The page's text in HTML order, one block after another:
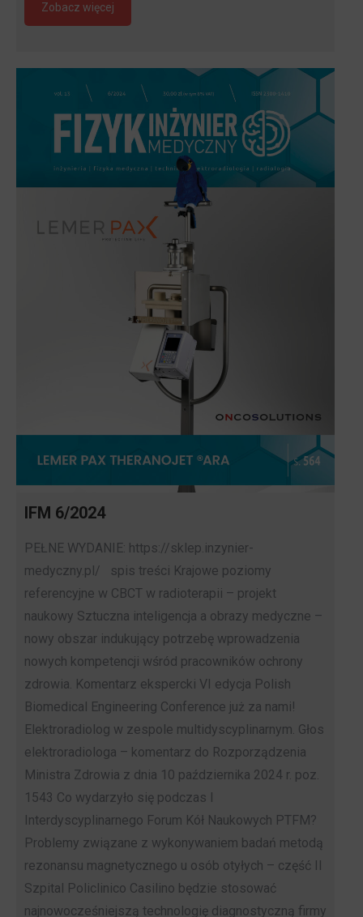
Zobacz więcej
IFM 6/2024
PEŁNE WYDANIE: https://sklep.inzynier-
medyczny.pl/ spis treści Krajowe poziomy
referencyjne w CBCT w radioterapii – projekt
naukowy Sztuczna inteligencja a obrazy medyczne –
nowy obszar indukujący potrzebę wprowadzenia
nowych kompetencji wśród pracowników ochrony
zdrowia. Komentarz ekspercki VI edycja Polish
Biomedical Engineering Conference już za nami!
Elektroradiolog w zespole multidyscyplinarnym. Głos
elektroradiologa – komentarz do Rozporządzenia
Ministra Zdrowia z dnia 10 października 2024 r. poz.
1543 Co wydarzyło się podczas I
Interdyscyplinarnego Forum Kół Naukowych PTFM?
Problemy związane z wykonywaniem badań metodą
rezonansu magnetycznego u osób otyłych – część II
Szpital Policlinico Casilino będzie stosować
najnowocześniejszą technologię diagnostyczną firmy